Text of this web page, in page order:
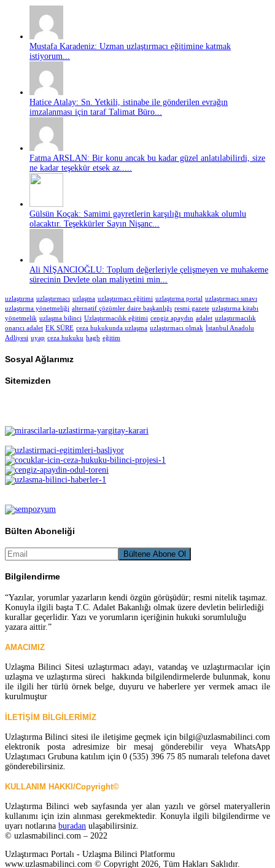
Mustafa Karadeniz: Uzman uzlaştırmacı eğitimine katmak
istiyorum...
Hatice Atalay: Sn. Yetkili, istinabe ile gönderilen evrağın
imzalanması için taraf Talimat Büro...
Fatma ARSLAN: Bir konu ancak bu kadar güzel anlatılabilirdi, size
ne kadar teşekkür etsek az.....
Gülsün Koçak: Samimi gayretlerin karşılığı muhakkak olumlu
olacaktır. Teşekkürler Sayın Nişanc...
Ali NİŞANCIOĞLU: Toplum değerleriyle çelişmeyen ve muhakeme
sürecinin Devlete olan maliyetini min...
uzlaştırma uzlaştırmacı uzlaşma uzlaştırmacı eğitimi uzlaştırma portal uzlaştırmacı sınavı
uzlaştırma yönetmeliği alternatif çözümler daire başkanlığı resmi gazete uzlaştırma kitabı
yönetmelik uzlaşma bilinci Uzlaştırmacılık eğitimi cengiz apaydın adalet uzlaştırmacılık
onarıcı adalet EK SÜRE ceza hukukunda uzlaşma uzlaştırmacı olmak İstanbul Anadolu
Adliyesi uyap ceza hukuku hagb eğitim
Sosyal Ağlarımız
Sitemizden
Bülten Aboneliği
Bilgilendirme
“Yazılar, yorumlar yazarların kendi özgün görüşüdür; resmi nitelik taşımaz.
Konuyla ilgili başta T.C. Adalet Bakanlığı olmak üzere devletin belirlediği
kurallar geçerlidir. Yazı ve yorumların içeriğinin hukuki sorumluluğu
yazara aittir.”
AMACIMIZ
Uzlaşma Bilinci Sitesi uzlaştırmacı adayı, vatandaş ve uzlaştırmacılar için
uzlaşma ve uzlaştırma süreci hakkında bilgilendirmelerde bulunmak, konu
ile ilgili her türlü örnek belge, duyuru ve haberlere yer vermek amacı ile
kurulmuştur
İLETİŞİM BİLGİLERİMİZ
Uzlaştırma Bilinci sitesi ile iletişime geçmek için bilgi@uzlasmabilinci.com
elektronik posta adresimize bir mesaj gönderebilir veya WhatsApp
Uzlaştımacı Grubuna katılım için 0 (535) 396 75 85 numaralı telefona davet
gönderebilirsiniz.
KULLANIM HAKKI/Copyright©
Uzlaştırma Bilinci web sayfasında yer alan yazılı ve görsel materyallerin
kullanımı için izin alınması gerekmektedir. Konuyla ilgili bilgilendirme ve
uyarı notlarına buradan ulaşabilirsiniz.
© uzlasmabilinci.com – 2022
Uzlaştırmacı Portalı - Uzlaşma Bilinci Platformu
www.uzlasmabilinci.com © Copyright 2026, Tüm Hakları Saklıdır.